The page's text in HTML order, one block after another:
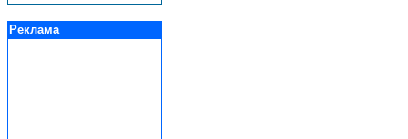
Реклама